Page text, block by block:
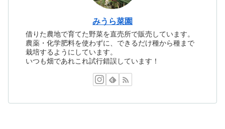
みうら菜園
借りた農地で育てた野菜を直売所で販売しています。
農薬・化学肥料を使わずに、できるだけ種から種まで
栽培するようにしています。
いつも畑であれこれ試行錯誤しています！